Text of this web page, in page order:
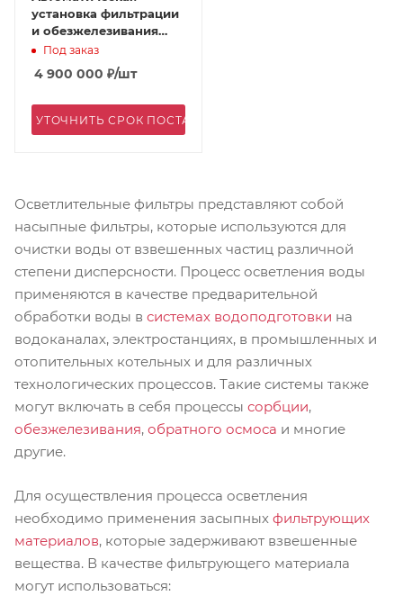
установка фильтрации
и обезжелезивания
АКВАФЛОУ FD 4500/E-
Под заказ
4 900 000 ₽/шт
УТОЧНИТЬ СРОК ПОСТАВКИ
Осветлительные фильтры представляют собой
насыпные фильтры, которые используются для
очистки воды от взвешенных частиц различной
степени дисперсности. Процесс осветления воды
применяются в качестве предварительной
обработки воды в системах водоподготовки на
водоканалах, электростанциях, в промышленных и
отопительных котельных и для различных
технологических процессов. Такие системы также
могут включать в себя процессы сорбции,
обезжелезивания, обратного осмоса и многие
другие.
Для осуществления процесса осветления
необходимо применения засыпных фильтрующих
материалов, которые задерживают взвешенные
вещества. В качестве фильтрующего материала
могут использоваться: